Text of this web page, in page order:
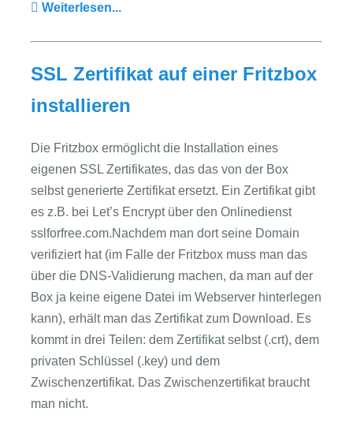
Weiterlesen...
SSL Zertifikat auf einer Fritzbox
installieren
Die Fritzbox ermöglicht die Installation eines
eigenen SSL Zertifikates, das das von der Box
selbst generierte Zertifikat ersetzt. Ein Zertifikat gibt
es z.B. bei Let’s Encrypt über den Onlinedienst
sslforfree.com.Nachdem man dort seine Domain
verifiziert hat (im Falle der Fritzbox muss man das
über die DNS-Validierung machen, da man auf der
Box ja keine eigene Datei im Webserver hinterlegen
kann), erhält man das Zertifikat zum Download. Es
kommt in drei Teilen: dem Zertifikat selbst (.crt), dem
privaten Schlüssel (.key) und dem
Zwischenzertifikat. Das Zwischenzertifikat braucht
man nicht.